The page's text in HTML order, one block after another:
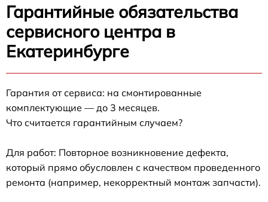
Гарантийные обязательства
сервисного центра в
Екатеринбурге
Гарантия от сервиса: на смонтированные
комплектующие — до 3 месяцев.
Что считается гарантийным случаем?
Для работ: Повторное возникновение дефекта,
который прямо обусловлен с качеством проведенного
ремонта (например, некорректный монтаж запчасти).